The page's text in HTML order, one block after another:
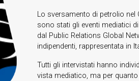
Lo sversamento di petrolio
sono stati gli eventi mediatici
dal Public Relations Global
indipendenti, rappresentata in
Tutti gli intervistati hanno
vista mediatico, ma per